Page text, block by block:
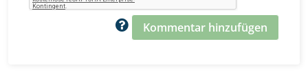
Kommentar hinzufügen